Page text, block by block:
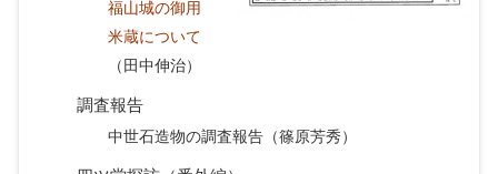
福山城の御用
米蔵について
（田中伸治）
調査報告
中世石造物の調査報告（篠原芳秀）